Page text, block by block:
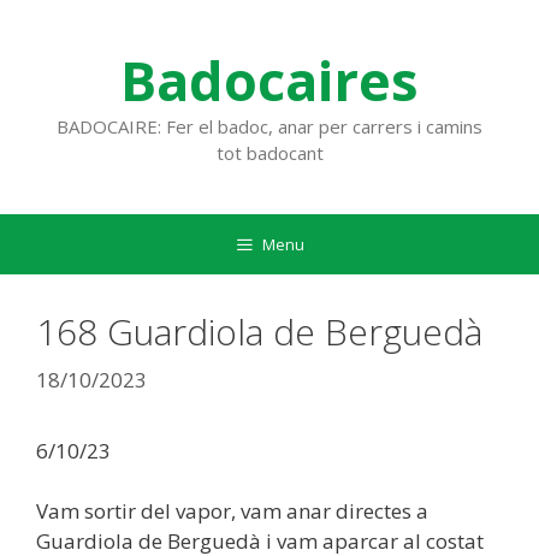
Badocaires
BADOCAIRE: Fer el badoc, anar per carrers i camins
tot badocant
Menu
168 Guardiola de Berguedà
18/10/2023
6/10/23
Vam sortir del vapor, vam anar directes a
Guardiola de Berguedà i vam aparcar al costat